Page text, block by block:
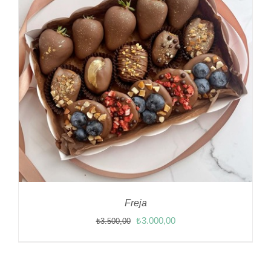
Freja
₺3.500,00
Orijinal
₺3.000,00Şu